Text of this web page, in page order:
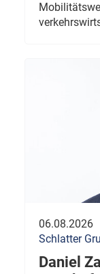
06.08.2026
Schlatter
Daniel